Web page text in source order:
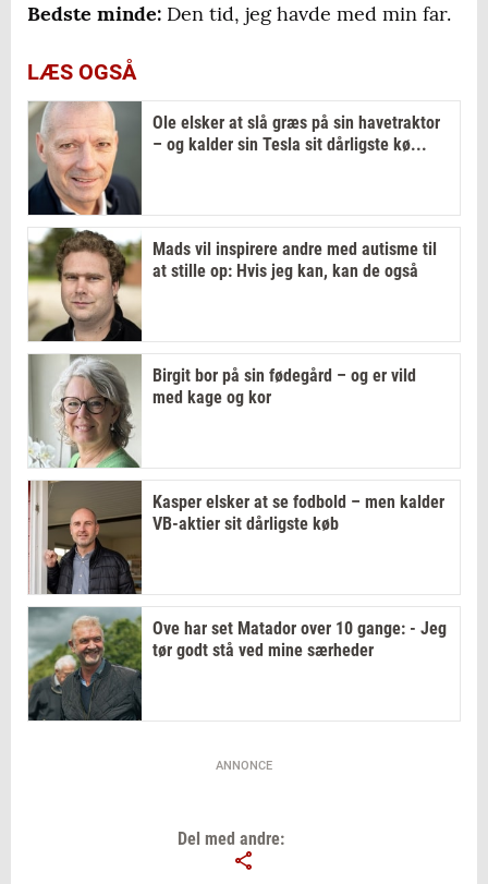
Bedste minde: Den tid, jeg havde med min far.
LÆS OGSÅ
Ole elsker at slå græs på sin havetraktor
– og kalder sin Tesla sit dårligste kø...
Mads vil inspirere andre med autisme til
at stille op: Hvis jeg kan, kan de også
Birgit bor på sin fødegård – og er vild
med kage og kor
Kasper elsker at se fodbold – men kalder
VB-aktier sit dårligste køb
Ove har set Matador over 10 gange: - Jeg
tør godt stå ved mine særheder
ANNONCE
Del med andre: